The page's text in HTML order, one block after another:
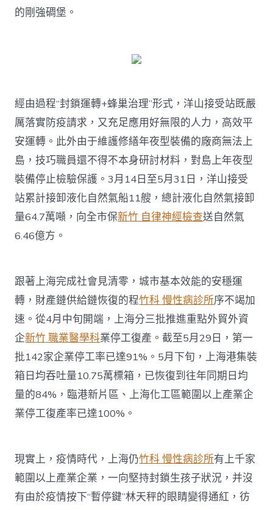
的剛強碉堡。
經由過程“封鎖運轉+蜂巢治理”形式，洋山接受站既嚴
厲落實防疫請求，又充足應用好無限的人力，高效平
安運轉。此外由于維護修繕年夜型裝備的廠商無法上
島，技巧職員還不得不本身研討材料，對島上年夜型
裝備停止檢驗保護。3月14日至5月31日，洋山接受
站累計接卸液化自然氣船11艘，總計液化自然氣接卸
量64.7萬噸，向全市保新竹 自律神經檢查送自然氣
6.46億方。
跟著上海完成社會見清零，城市基本效能的安穩運
轉，財產鏈供給鏈恢復的程竹科 慢性病診所序不竭加
速。從4月中旬開端，上海分三批推進重點外貿外資
企新竹 職業醫學科業停工復產。截至5月29日，第一
批142家企業停工率已達91%。5月下旬，上海港集裝
箱日均吞吐量10.75萬標箱，已恢復到往年同期日均
量的84%，臨港新片區、上海化工區範圍以上產業企
業停工復產率已達100%。
現實上，疫情時代，上海仍竹科 慢性病診所有上千家
範圍以上產業企業，一向堅持封鎖生孩子狀況，并沒
有由於疫情按下“暫停鍵”林天秤的眼睛變得通紅，彷